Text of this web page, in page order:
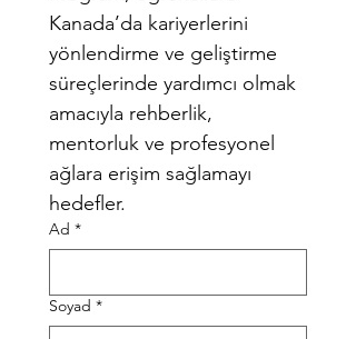
Kanada’da kariyerlerini
yönlendirme ve geliştirme
süreçlerinde yardımcı olmak
amacıyla rehberlik,
mentorluk ve profesyonel
ağlara erişim sağlamayı
hedefler.
Ad *
Soyad *